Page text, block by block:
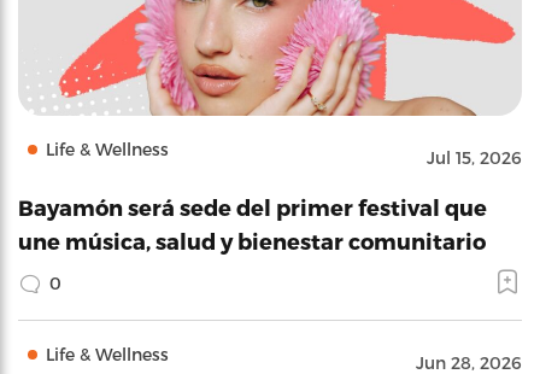
Life & Wellness Jul 15, 2026
Bayamón será sede del primer festival que
une música, salud y bienestar comunitario
0
Life & Wellness Jun 28, 2026